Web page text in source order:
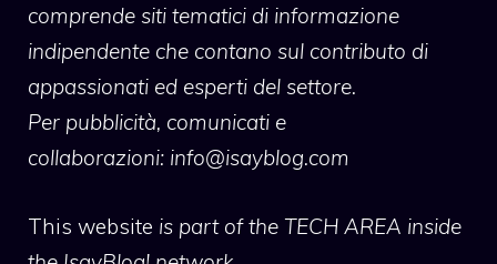
comprende siti tematici di informazione
indipendente che contano sul contributo di
appassionati ed esperti del settore.
Per pubblicità, comunicati e
collaborazioni: info@isayblog.com
This website is part of the TECH AREA inside